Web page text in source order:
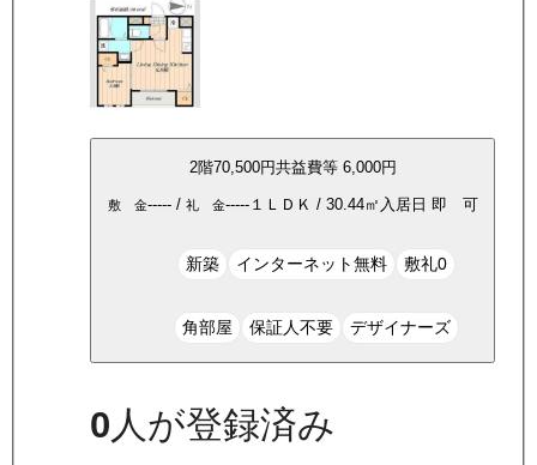
2階70,500円共益費等 6,000円
敷 金-----/ 礼 金-----１ＬＤＫ / 30.44㎡ 入居日 即 可
新築 インターネット無料 敷礼0
角部屋 保証人不要 デザイナーズ
0人が登録済み